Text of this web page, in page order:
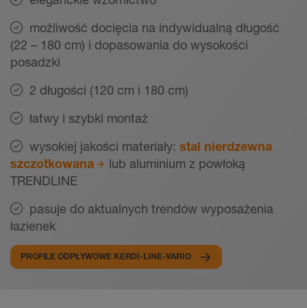
możliwość docięcia na indywidualną długość
(22 – 180 cm) i dopasowania do wysokości
posadzki
2 długości (120 cm i 180 cm)
łatwy i szybki montaż
wysokiej jakości materiały: stal nierdzewna
szczotkowana
lub aluminium z powłoką
TRENDLINE
pasuje do aktualnych trendów wyposażenia
łazienek
PROFILE ODPŁYWOWE KERDI-LINE-VARIO